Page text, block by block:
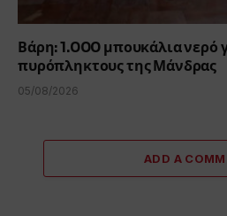
Βάρη: 1.000 μπουκάλια νερό
πυρόπληκτους της Μάνδρας
05/08/2026
ADD A